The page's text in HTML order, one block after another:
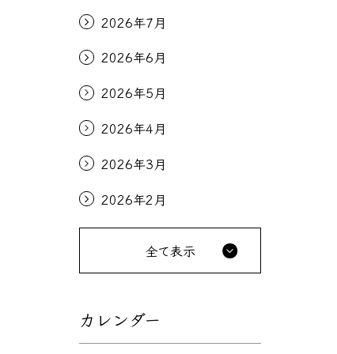
2026年7月
2026年6月
2026年5月
2026年4月
2026年3月
2026年2月
全て表示
カレンダー